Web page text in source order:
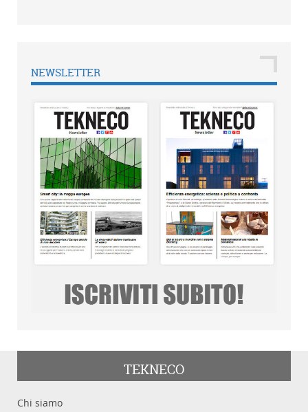
NEWSLETTER
TEKNECO
Chi siamo